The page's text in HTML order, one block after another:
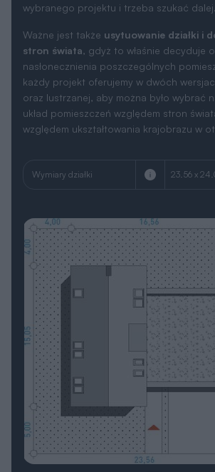
wybranego projektu i trzeba szukać dalej.
Ważne jest także usytuowanie działki i
stron świata, gdyż to właśnie decyduje
nasłonecznienia poszczególnych
każdy projekt oferujemy w dwóch
oraz lustrzanej, aby można było wybrać
układ pomieszczeń względem stron
względem ukształtowania krajobrazu w
Wymiary działki 23.56 x